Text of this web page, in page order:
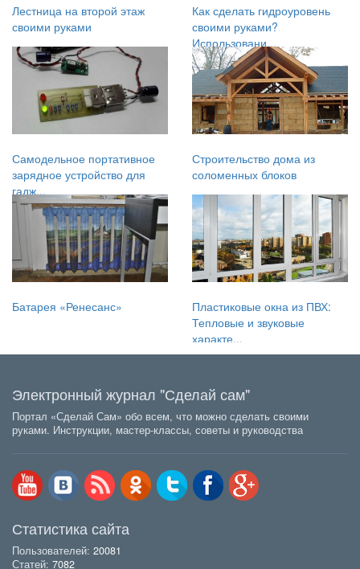
Лестница на второй этаж
своими руками
Как сделать гидроуровень
своими руками?
Использовани...
Самодельное портативное
зарядное устройство для
гадж...
Строительство дома из
соломенных блоков
Батарея «Ренесанс»
Пластиковые окна из ПВХ:
Тепловые и звуковые
характе...
Электронный журнал "Сделай сам"
Портал «Сделай Сам» обо всем, что можно сделать своими
руками. Инструкции, мастер-классы, советы и руководства
Статистика сайта
Пользователей: 20081
Статей: 7082